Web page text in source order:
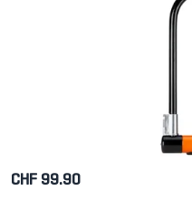
CHF 99.90